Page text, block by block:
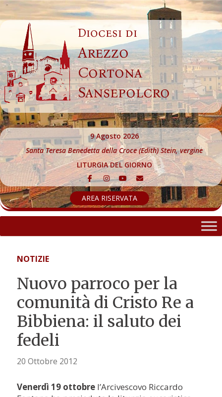
Skip
to
content
Diocesi di
Arezzo
Cortona
Sansepolcro
9 Agosto 2026
Santa Teresa Benedetta della Croce (Edith) Stein, vergine
LITURGIA DEL GIORNO
AREA RISERVATA
NOTIZIE
Nuovo parroco per la
comunità di Cristo Re a
Bibbiena: il saluto dei
fedeli
20 Ottobre 2012
Venerdì 19 ottobre l’Arcivescovo Riccardo